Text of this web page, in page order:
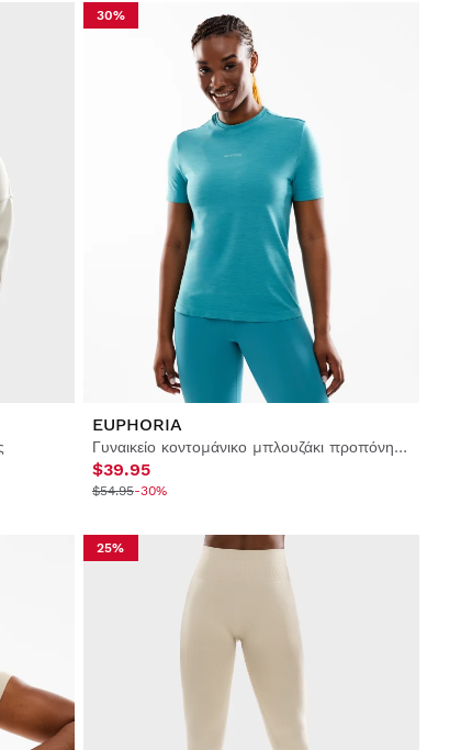
30%
EUPHORIA
Γυναικείο κοντομάνικο μπλουζάκι προπόνησης
$39.95
$54.95-30%
25%